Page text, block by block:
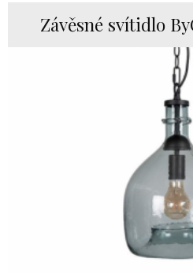
Závěsné svítidlo